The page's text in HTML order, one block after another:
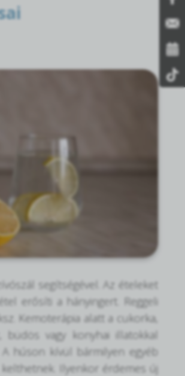
segítségével. Az ételeket
erősíti a hányingert. Reggeli
Kemoterápia alatt a cukorka,
vagy konyhai illatokkal
húson kívül bármilyen egyéb
Ilyenkor érdemes új